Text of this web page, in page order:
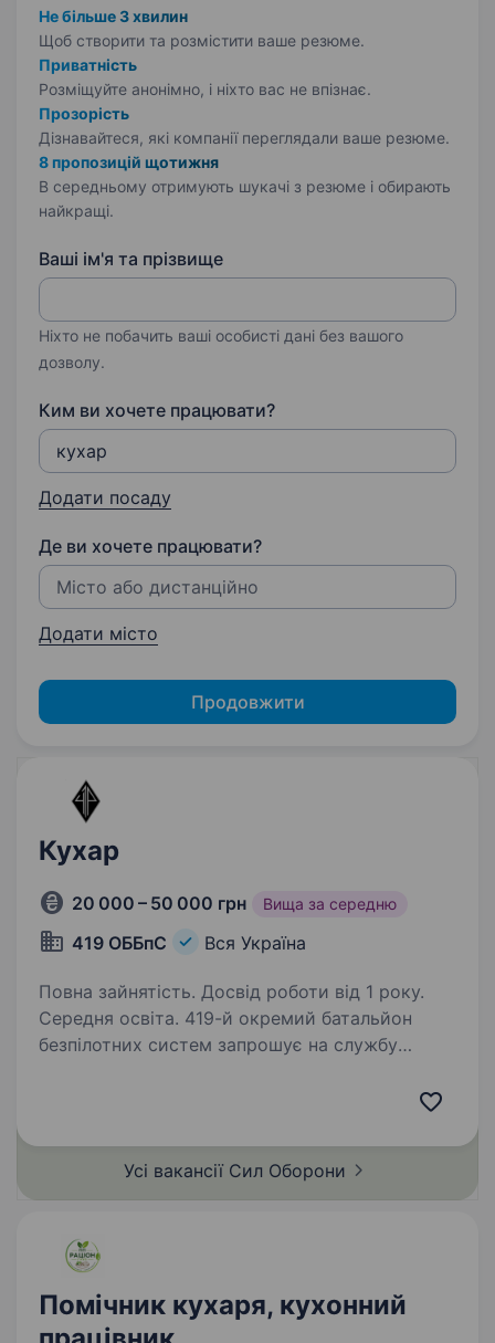
Не більше 3 хвилин
Щоб створити та розмістити ваше резюме.
Приватність
Розміщуйте анонімно, і ніхто вас не впізнає.
Прозорість
Дізнавайтеся, які компанії переглядали ваше резюме.
8 пропозицій щотижня
В середньому отримують шукачі з резюме і обирають
найкращі.
Ваші ім'я та прізвище
Ніхто не побачить ваші особисті дані без вашого
дозволу.
Ким ви хочете працювати?
Додати посаду
Де ви хочете працювати?
Додати місто
Продовжити
Кухар
20 000 – 50 000 грн Вища за середню
419 ОББпС Вся Україна
Повна зайнятість. Досвід роботи від 1 року.
Середня освіта. 419-й окремий батальйон
безпілотних систем запрошує на службу
що безпосередньо впливає на моральний…
Усі вакансії Сил Оборони
Помічник кухаря, кухонний